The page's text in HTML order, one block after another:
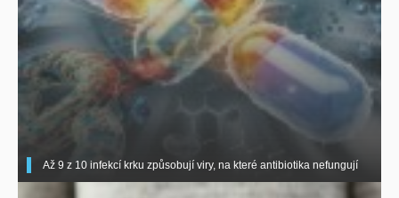
Až 9 z 10 infekcí krku způsobují viry, na které antibiotika nefungují